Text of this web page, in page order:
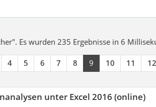
Es wurden 235 Ergebnisse in 6
4 5 6 7 8 9 10 11 12
unter Excel 2016 (online)